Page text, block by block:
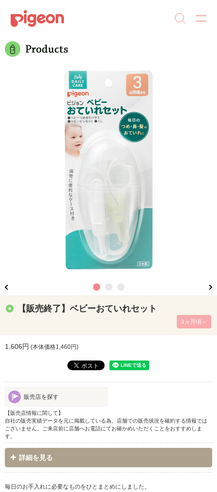
【販売終了】ベビーおていれセット
3ヵ月頃～
1,606円 (本体価格1,460円)
販売店を探す
【販売店情報に関して】
自社の販売実績データを元に掲載している為、店舗での販売状況を確約する情報では
ございません。ご来店前に店舗へお電話にてお確かめいただくことをおすすめしま
す。
詳細を見る
毎日のお手入れに必要なものをひとまとめにしました。